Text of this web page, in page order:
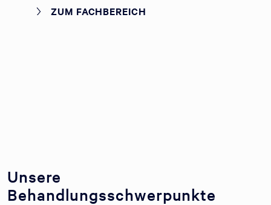
ZUM FACHBEREICH
Unsere
Behandlungsschwerpunkte